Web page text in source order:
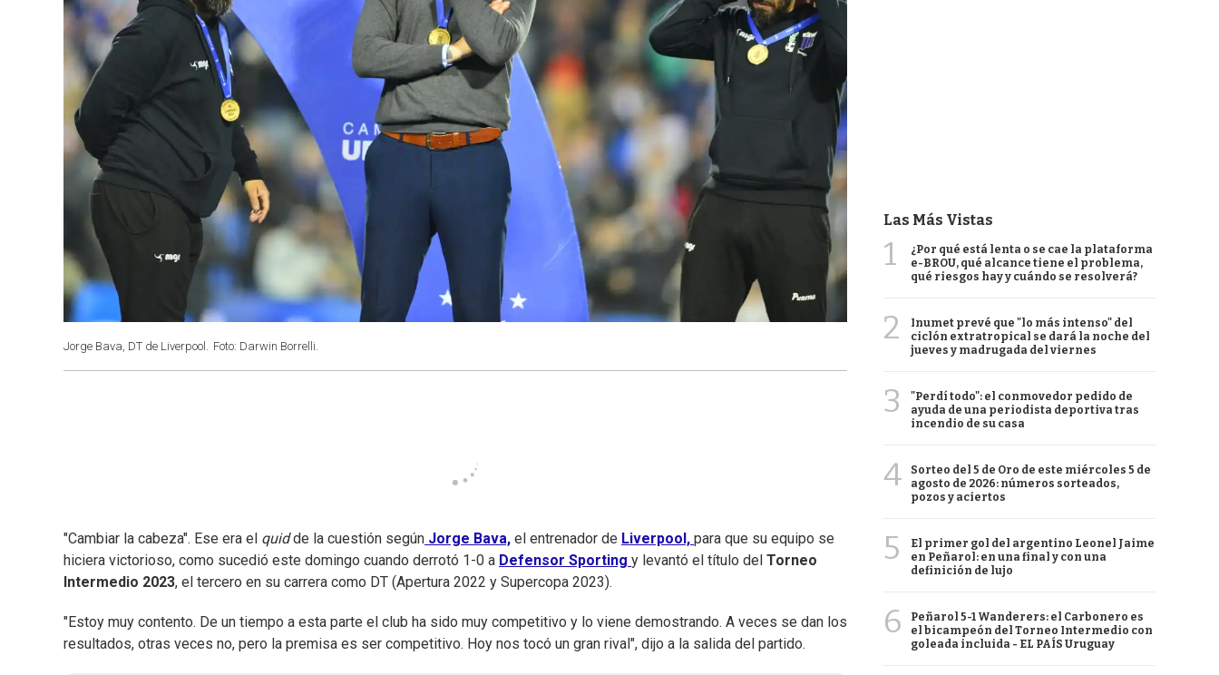
Jorge Bava, DT de Liverpool. Foto: Darwin Borrelli.
"Cambiar la cabeza". Ese era el quidde la cuestión según Jorge Bava, el entrenador de Liverpool, para que su equipo se
hiciera victorioso, como sucedió este domingo cuando derrotó 1-0 a Defensor Sporting y levantó el título del Torneo
Intermedio 2023, el tercero en su carrera como DT (Apertura 2022 y Supercopa 2023).
"Estoy muy contento. De un tiempo a esta parte el club ha sido muy competitivo y lo viene demostrando. A veces se dan los
resultados, otras veces no, pero la premisa es ser competitivo. Hoy nos tocó un gran rival", dijo a la salida del partido.
Las Más Vistas
1
¿Por qué está lenta o se cae la plataforma
e-BROU, qué alcance tiene el problema,
qué riesgos hay y cuándo se resolverá?
2
Inumet prevé que "lo más intenso" del
ciclón extratropical se dará la noche del
jueves y madrugada del viernes
3
"Perdí todo": el conmovedor pedido de
ayuda de una periodista deportiva tras
incendio de su casa
4
Sorteo del 5 de Oro de este miércoles 5 de
agosto de 2026: números sorteados,
pozos y aciertos
5
El primer gol del argentino Leonel Jaime
en Peñarol: en una final y con una
definición de lujo
6
Peñarol 5-1 Wanderers: el Carbonero es
el bicampeón del Torneo Intermedio con
goleada incluida - EL PAÍS Uruguay